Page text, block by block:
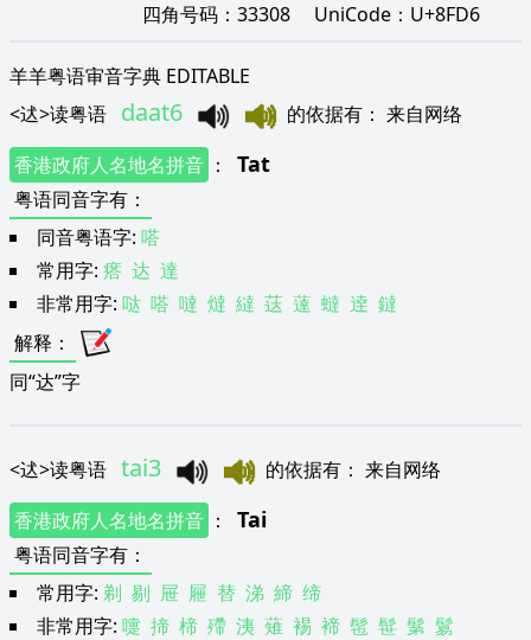
四角号码： 33308 UniCode： U+8FD6
羊羊粤语审音字典 EDITABLE
<迖>读粤语 daat6 的依据有 ： 来自网络
香港政府人名地名拼音 ： Tat
粤语同音字有 ：
同音粤语字: 嗒
常用字: 瘩 达 達
非常用字: 哒 嗒 噠 燵 繨 荙 薘 蟽 逹 鐽
解释 ：
同“达”字
<迖>读粤语 tai3 的依据有 ： 来自网络
香港政府人名地名拼音 ： Tai
粤语同音字有 ：
常用字: 剃 剔 屉 屜 替 涕 締 缔
非常用字: 嚏 揥 楴 殢 洟 薙 裼 褅 髢 髰 鬀 鬄